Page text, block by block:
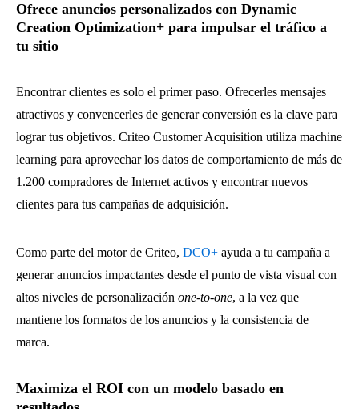
Ofrece anuncios personalizados con Dynamic
Creation Optimization+ para impulsar el tráfico a
tu sitio
Encontrar clientes es solo el primer paso. Ofrecerles mensajes
atractivos y convencerles de generar conversión es la clave para
lograr tus objetivos. Criteo Customer Acquisition utiliza machine
learning para aprovechar los datos de comportamiento de más de
1.200 compradores de Internet activos y encontrar nuevos
clientes para tus campañas de adquisición.
Como parte del motor de Criteo, DCO+ ayuda a tu campaña a
generar anuncios impactantes desde el punto de vista visual con
altos niveles de personalización one-to-one, a la vez que
mantiene los formatos de los anuncios y la consistencia de
marca.
Maximiza el ROI con un modelo basado en